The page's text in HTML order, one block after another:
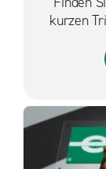
kurzen